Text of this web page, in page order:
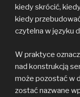
kiedy skrócić,
kiedy
czytelna w języku
W praktyce
nad konstrukcją
może pozostać w
zostać nazwane